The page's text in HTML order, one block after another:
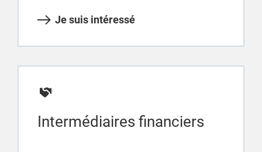
Je suis intéressé
Intermédiaires financiers